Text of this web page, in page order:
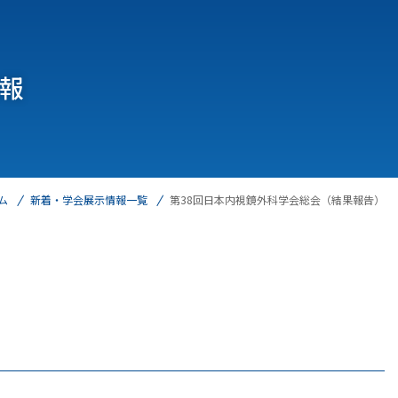
新着・学会展示情報一覧 第38回日本内視鏡外科学会総会（結果報告）